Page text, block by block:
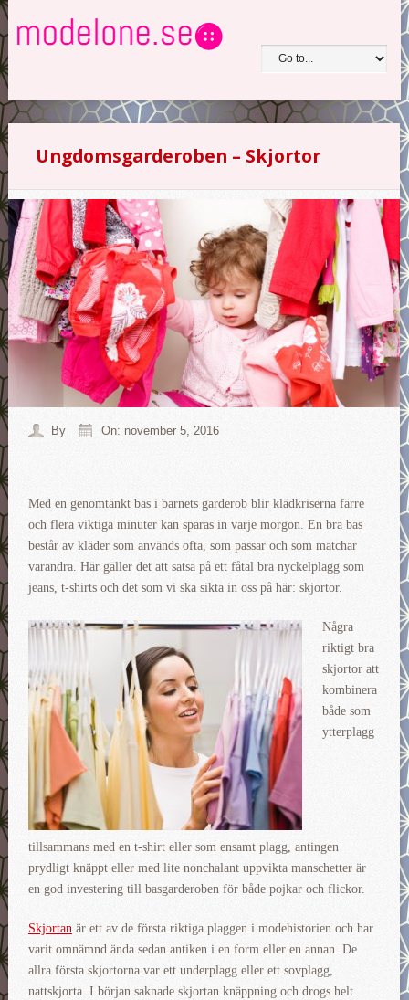
Ungdomsgarderoben – Skjortor
By On: november 5, 2016
Med en genomtänkt bas i barnets garderob blir klädkriserna färre
och flera viktiga minuter kan sparas in varje morgon. En bra bas
består av kläder som används ofta, som passar och som matchar
varandra. Här gäller det att satsa på ett fåtal bra nyckelplagg som
jeans, t-shirts och det som vi ska sikta in oss på här: skjortor.
Några
riktigt bra
skjortor att
kombinera
både som
ytterplagg
tillsammans med en t-shirt eller som ensamt plagg, antingen
prydligt knäppt eller med lite nonchalant uppvikta manschetter är
en god investering till basgarderoben för både pojkar och flickor.
Skjortanär ett av de första riktiga plaggen i modehistorien och har
varit omnämnd ända sedan antiken i en form eller en annan. De
allra första skjortorna var ett underplagg eller ett sovplagg,
nattskjorta. I början saknade skjortan knäppning och drogs helt